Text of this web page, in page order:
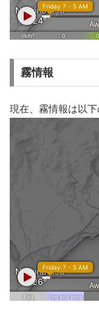
霧情報
現在、霧情報は以下